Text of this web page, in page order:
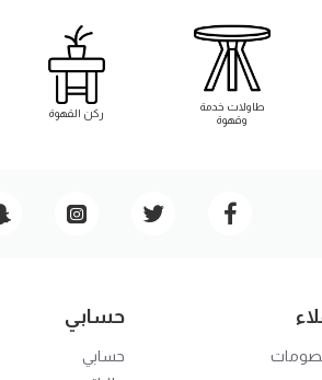
طاوﻻت خدمة
وقهوة
ركن القهوة
حسابي
حسابي